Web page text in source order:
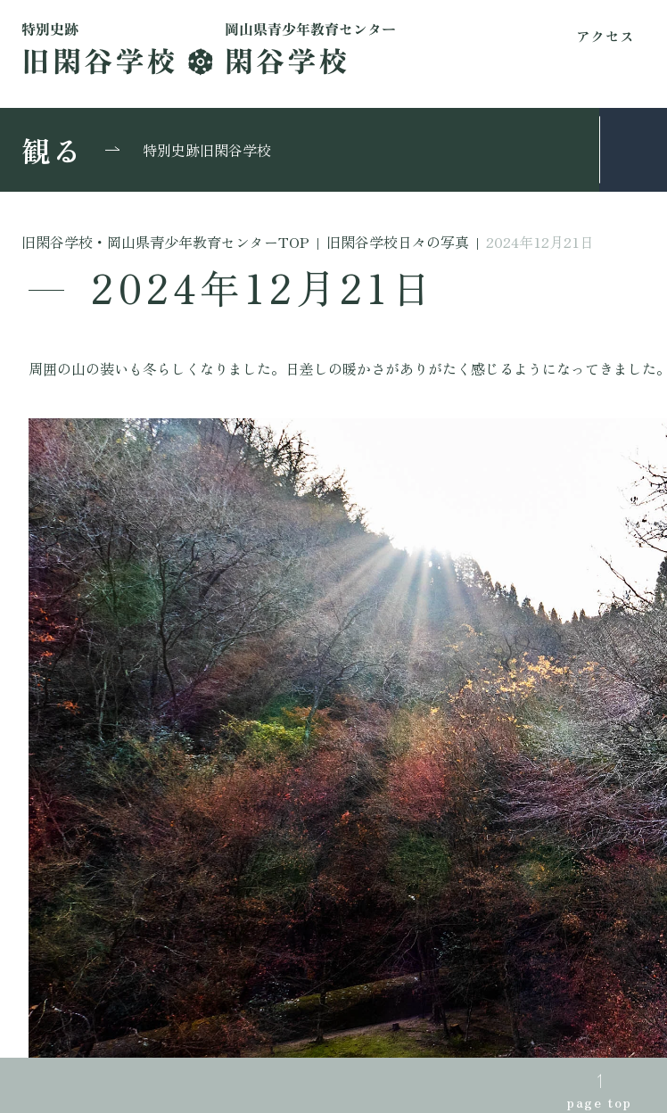
アクセス
観る 特別史跡旧閑谷学校
旧閑谷学校・岡山県青少年教育センターTOP | 旧閑谷学校日々の写真 | 2024年12月21日
2024年12月21日
周囲の山の装いも冬らしくなりました。日差しの暖かさがありがたく感じるようになってきました。
page top